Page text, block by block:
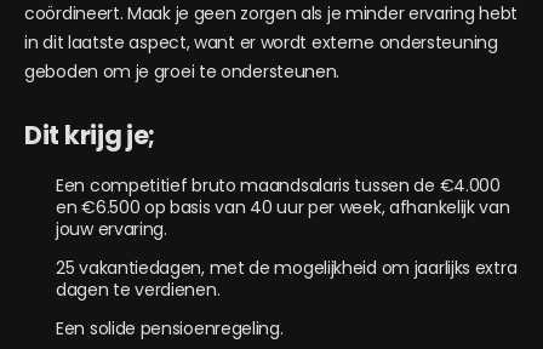
coördineert. Maak je geen zorgen als je minder ervaring hebt
in dit laatste aspect, want er wordt externe ondersteuning
geboden om je groei te ondersteunen.
Dit krijg je;
Een competitief bruto maandsalaris tussen de €4.000
en €6.500 op basis van 40 uur per week, afhankelijk van
jouw ervaring.
25 vakantiedagen, met de mogelijkheid om jaarlijks extra
dagen te verdienen.
Een solide pensioenregeling.